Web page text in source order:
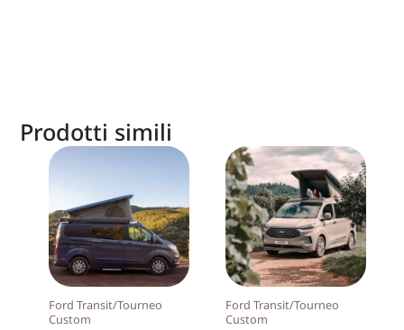
Prodotti simili
Ford Transit/Tourneo
Custom
Ford Transit/Tourneo
Custom